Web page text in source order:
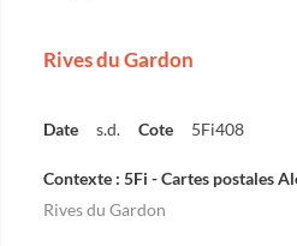
Rives du Gardon
Date s.d. Cote 5Fi408
Contexte : 5Fi - Cartes postales
Rives du Gardon